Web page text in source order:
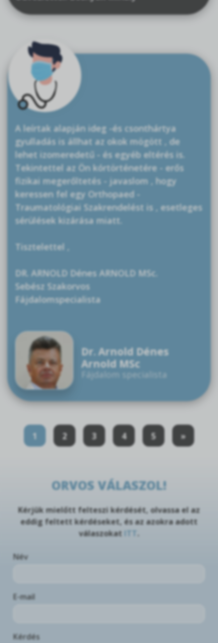
A leírtak alapján ideg -és csonthártya
gyulladás is állhat az okok mögött , de
lehet izomeredetű - és egyéb eltérés is.
Tekintettel az Ön kórtörténetére - erős
fizikai megerőltetés - javaslom , hogy
keressen fel egy Orthopaed -
Traumatológiai Szakrendelést is , esetleges
sérülések kizárása miatt.
Tisztelettel ,
DR. ARNOLD Dénes ARNOLD MSc.
Sebész Szakorvos
Fájdalomspecialista
Dr. Arnold Dénes
Arnold MSc
Fájdalom specialista
1 2 3 4 5 »
ORVOS VÁLASZOL!
Kérjük mielőtt felteszi kérdését, olvassa el az
eddig feltett kérdéseket, és az azokra adott
válaszokat
Név
E-mail
Kérdés